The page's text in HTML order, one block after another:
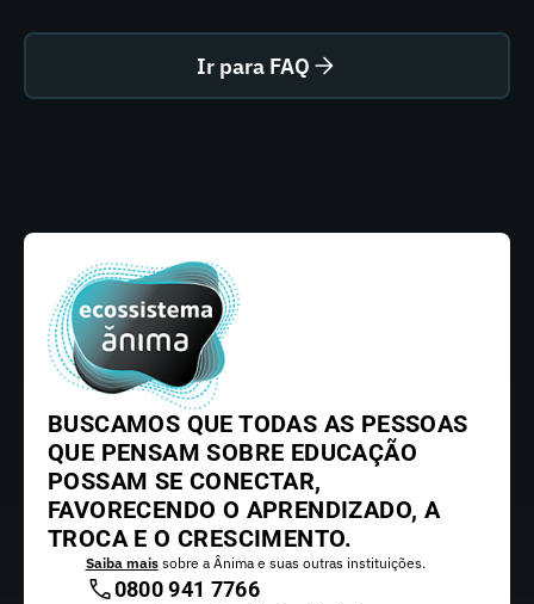
Ir para FAQ
BUSCAMOS QUE TODAS AS PESSOAS
QUE PENSAM SOBRE EDUCAÇÃO
POSSAM SE CONECTAR,
FAVORECENDO O APRENDIZADO, A
TROCA E O CRESCIMENTO.
Saiba maissobre a Ânima e suas outras instituições.
0800 941 7766